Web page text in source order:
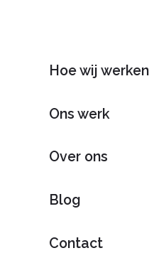
Hoe wij werken
Ons werk
Over ons
Blog
Contact